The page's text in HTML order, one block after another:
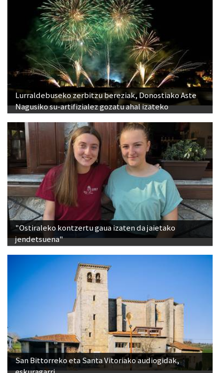
Lurraldebuseko zerbitzu bereziak, Donostiako Aste
Nagusiko su-artifizialez gozatu ahal izateko
"Ostiraleko kontzertu gaua izaten da jaietako
jendetsuena"
San Bittorreko eta Santa Vitoriako audiogidak,